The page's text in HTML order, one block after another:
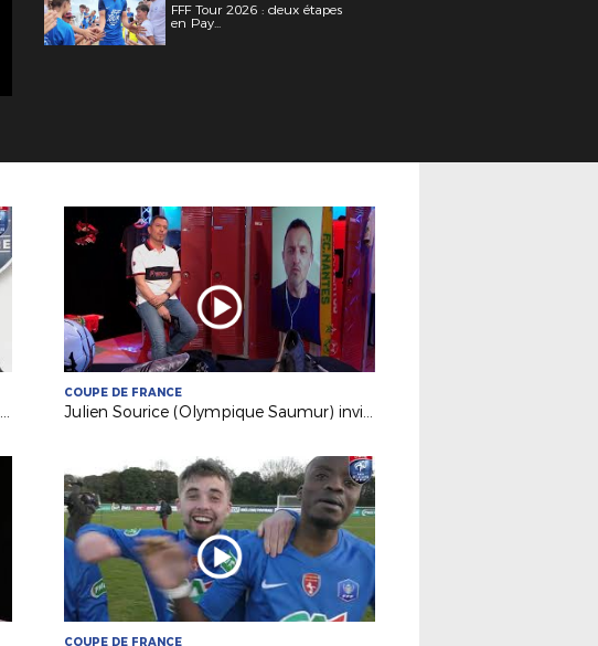
FFF Tour 2026 : deux étapes
en Pay...
Nouveauté : présentation du Conseil Consultatif des Clubs
COUPE DE FRANCE
Julien Sourice (Olympique Saumur) invité sur France 3 PDL
COUPE DE FRANCE